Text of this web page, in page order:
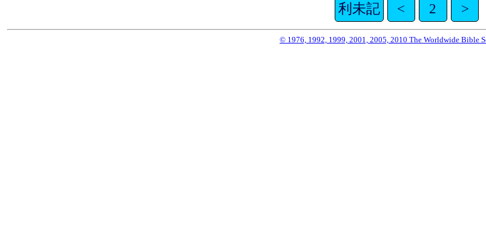
利未記
< 2 >
© 1976, 1992, 1999, 2001, 2005, 2010 The Worldwide Bible